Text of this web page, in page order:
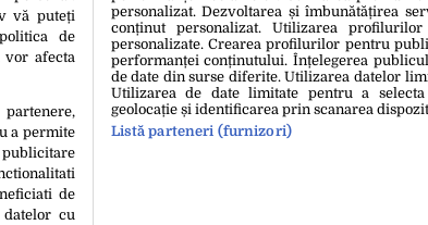
„răcnetele și mârâiturile” pe
i-au afectat vocea
ca Wolverine
vă puteți
de
vor afecta
a permite
de
cu
personalizat. Dezvoltarea și îmbunătățirea
conținut personalizat. Utilizarea
personalizate. Crearea profilurilor pentru
performanței conținutului. Înțelegerea
de date din surse diferite. Utilizarea datelor
Utilizarea de date limitate pentru a
geolocație și identificarea prin scanarea
Listă parteneri (furnizori)